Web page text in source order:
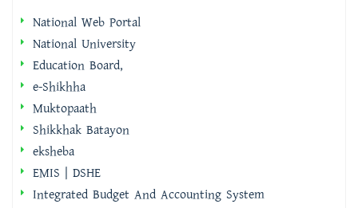
e-Shikhha
Muktopaath
Shikkhak Batayon
eksheba
EMIS | DSHE
Integrated Budget And Accounting System
IBAS++ Version Selector
ইমিগ্রেশন ও পাসপোর্ট অধিদপ্তর
বাংলাদেশ ফরম